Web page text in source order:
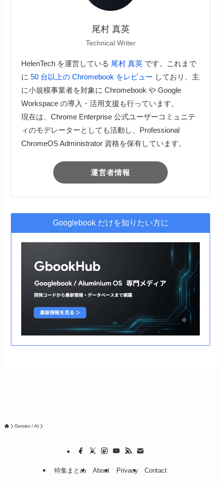
尾村 真英
Technical Writer
HelenTech を運営している 尾村 真英です。これまで
に 50 台以上の Chromebook をレビュー しており、主
に小規模事業者を対象に Chromebook や Google
Workspace の導入・活用支援も行っています。
現在は、Chrome Enterprise 公式ユーザーコミュニテ
ィのモデレーターとしても活動し、Professional
ChromeOS Administrator 資格を保有しています。
運営者情報
Googlebook だけを知りたい方に
Gemini / AI
特集まとめ About Privacy Contact